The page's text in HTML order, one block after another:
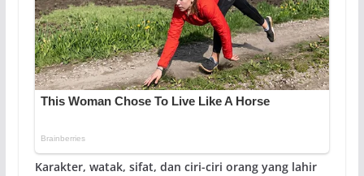
Karakter, watak, sifat, dan ciri-ciri orang yang lahir